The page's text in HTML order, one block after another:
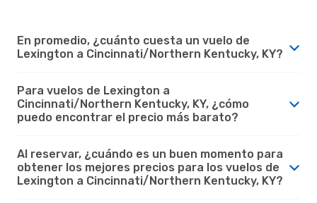
En promedio, ¿cuánto cuesta un vuelo de
Lexington a Cincinnati/Northern Kentucky, KY?
Para vuelos de Lexington a
Cincinnati/Northern Kentucky, KY, ¿cómo
puedo encontrar el precio más barato?
Al reservar, ¿cuándo es un buen momento para
obtener los mejores precios para los vuelos de
Lexington a Cincinnati/Northern Kentucky, KY?